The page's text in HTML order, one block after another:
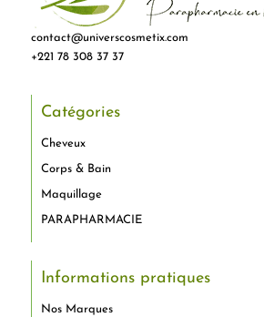
contact@universcosmetix.com
+221 78 308 37 37
Catégories
Cheveux
Corps & Bain
Maquillage
PARAPHARMACIE
Informations pratiques
Nos Marques